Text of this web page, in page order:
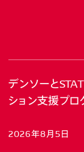
デンソーと
ション支援プロ
2026年8月5日